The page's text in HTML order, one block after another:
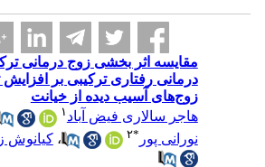
مقایسه اثر بخشی زوج درمانی
درمانی رفتاری ترکیبی بر افزایش
زوج‌های آسیب دیده از خیانت
هاجر سالاری فیض آباد۱
نورانی پور
۲ ،کیانوش